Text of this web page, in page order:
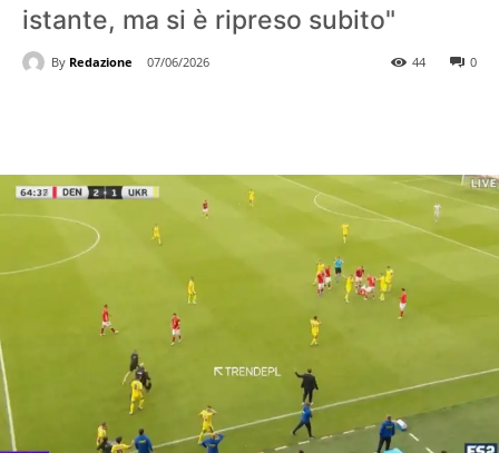
istante, ma si è ripreso subito"
By Redazione 07/06/2026 0
44